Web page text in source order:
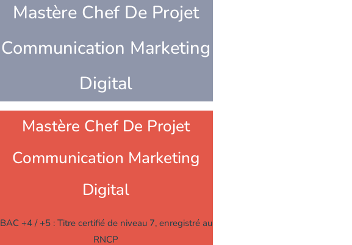
Mastère Chef De Projet
Communication Marketing
Digital
Mastère Chef De Projet
Communication Marketing
Digital
BAC +4 / +5 : Titre certifié de niveau 7, enregistré au
RNCP